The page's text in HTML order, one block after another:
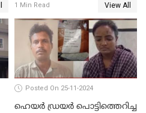
പൊലീസ് കോടതിയിൽ
അപേക്ഷ നൽകും
1 Min Read View All
Posted On 25-11-2024
ഹെയര്‍ ഡ്രയര്‍ പൊട്ടിത്തെറിച്ച